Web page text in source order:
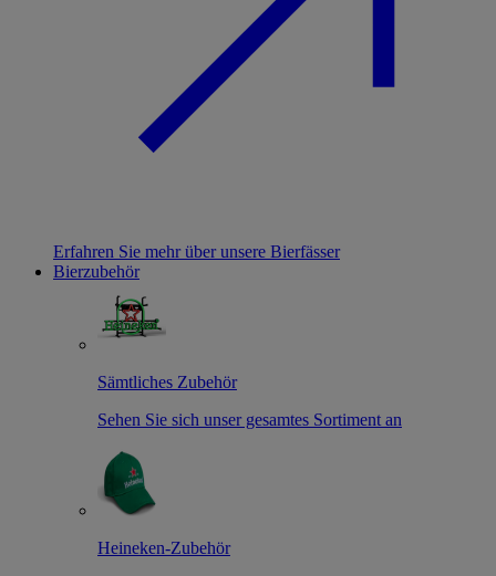
Erfahren Sie mehr über unsere Bierfässer
Bierzubehör
Sämtliches Zubehör
Sehen Sie sich unser gesamtes Sortiment an
Heineken-Zubehör